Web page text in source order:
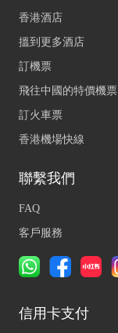
香港酒店
搵到更多酒店
訂機票
飛往中國的特價機票
訂火車票
香港機場快線
聯繫我們
FAQ
客戶服務
信用卡支付